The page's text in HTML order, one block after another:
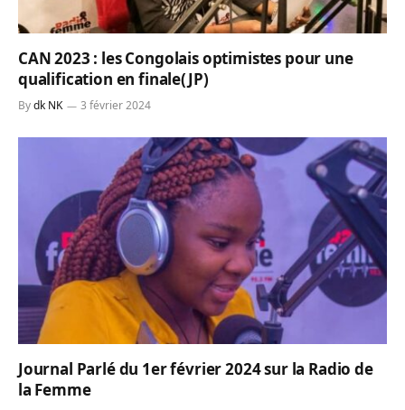
CAN 2023 : les Congolais optimistes pour une
qualification en finale(JP)
Bydk NK 3 février 2024
Journal Parlé du 1er février 2024 sur la Radio de
la Femme